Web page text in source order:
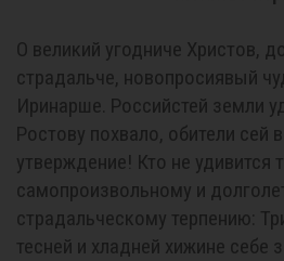
О великий угодниче Христов,
страдальче, новопросиявый
Иринарше. Российстей земли
Ростову похвало, обители сей
утверждение! Кто не удивится
самопроизвольному и
страдальческому терпению:
тесней и хладней хижине себе